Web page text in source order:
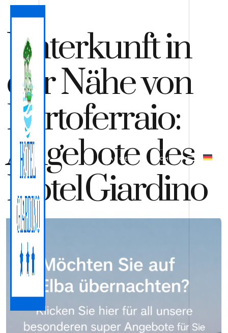
BUCHEN
ANGEBOT
Unterkunft in
der Nähe von
Portoferraio:
Angebote des
Hotel Giardino